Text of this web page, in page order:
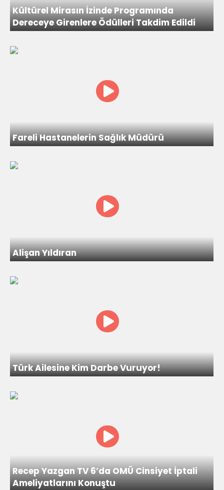
Kültürel Mirasın İzinde Programında
Dereceye Girenlere Ödülleri Takdim Edildi
Fareli Hastanelerin Sağlık Müdürü
Alişan Yıldıran
Türk Ailesine Kim Darbe Vuruyor!
Recep Yazgan TV 6’da OMÜ Cinsiyet İptali
Ameliyatlarını Konuştu